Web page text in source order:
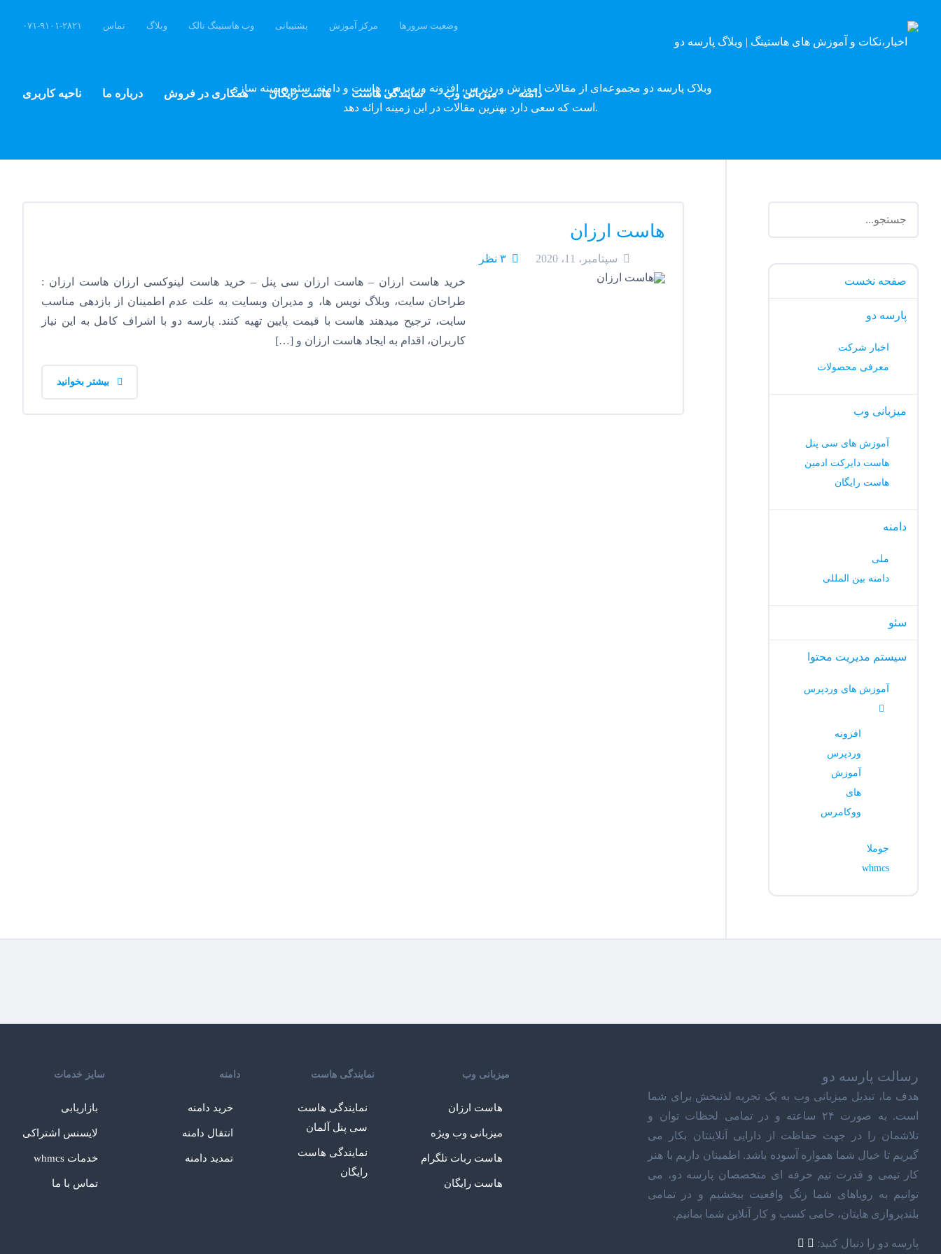
ناحیه کاربری درباره ما همکاری در فروش هاست رایگان نمایندگی هاست میزبانی وب دامنه
۰۷۱-۹۱۰۱-۲۸۲۱ تماس وبلاگ وب هاستینگ تالک پشتیبانی مرکز آموزش وضعیت سرورها
وبلاگ پارسه دو مجموعه‌ای از مقالات آموزش وردپرس، افزونه وردپرس، هاست و دامنه، سئو و بهینه سازی
است که سعی دارد بهترین مقالات در این زمینه ارائه دهد.
هاست ارزان
سپتامبر، 11، 2020
۳ نظر
خرید هاست ارزان – هاست ارزان سی پنل – خرید هاست لینوکسی ارزان هاست ارزان :
طراحان سایت، وبلاگ نویس ها، و مدیران وبسایت به علت عدم اطمینان از بازدهی مناسب
سایت، ترجیح میدهند هاست با قیمت پایین تهیه کنند. پارسه دو با اشراف کامل به این نیاز
کاربران، اقدام به ایجاد هاست ارزان و […]
صفحه نخست
پارسه دو
اخبار شرکت
معرفی محصولات
میزبانی وب
آموزش های سی پنل
هاست دایرکت ادمین
هاست رایگان
دامنه
ملی
دامنه بین المللی
سئو
سیستم مدیریت محتوا
آموزش های وردپرس
افزونه
وردپرس
آموزش
های
ووکامرس
جوملا
whmcs
رسالت پارسه دو
هدف ما، تبدیل میزبانی وب به یک تجربه لذتبخش برای شما
است. به صورت ۲۴ ساعته و در تمامی لحظات توان و
تلاشمان را در جهت حفاظت از دارایی آنلاینتان بکار می
گیریم تا خیال شما همواره آسوده باشد. اطمینان داریم با هنر
کار تیمی و قدرت تیم حرفه ای متخصصان پارسه دو، می
توانیم به رویاهای شما رنگ واقعیت ببخشیم و در تمامی
بلندپروازی هایتان، حامی کسب و کار آنلاین شما بمانیم.
پارسه دو را دنبال کنید:
میزبانی وب
هاست ارزان
میزبانی وب ویژه
هاست ربات تلگرام
هاست رایگان
نمایندگی هاست
نمایندگی هاست
سی پنل آلمان
نمایندگی هاست
رایگان
دامنه
خرید دامنه
انتقال دامنه
تمدید دامنه
سایز خدمات
بازاریابی
لایسنس اشتراکی
خدمات whmcs
تماس با ما